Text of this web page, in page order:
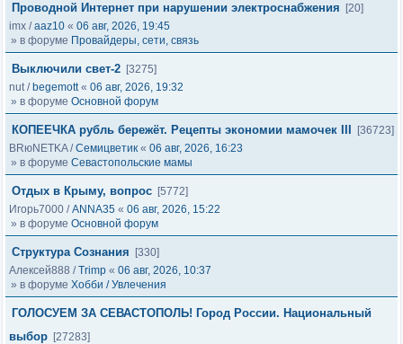
Проводной Интернет при нарушении электроснабжения
[20]
imx /aaz10 « 06 авг, 2026, 19:45
» в форуме Провайдеры, сети, связь
Выключили свет-2 [3275]
nut/ begemott« 06 авг, 2026, 19:32
» в форуме Основной форум
КОПЕЕЧКА рубль бережёт. Рецепты экономии мамочек III
[36723]
BRюNETKA/Семицветик « 06 авг, 2026, 16:23
» в форуме Севастопольские мамы
Отдых в Крыму, вопрос [5772]
Игорь7000 /ANNA35 « 06 авг, 2026, 15:22
» в форуме Основной форум
Структура Сознания
[330]
Алексей888 /Trimp « 06 авг, 2026, 10:37
» в форуме Хобби / Увлечения
ГОЛОСУЕМ ЗА СЕВАСТОПОЛЬ! Город России. Национальный
выбор [27283]